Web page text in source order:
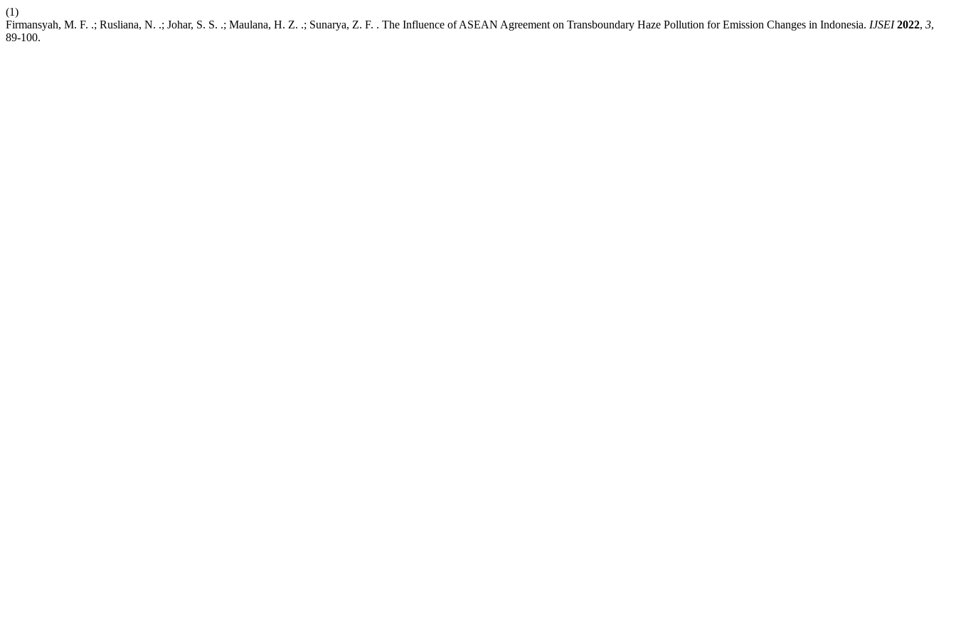
(1)
Firmansyah, M. F. .; Rusliana, N. .; Johar, S. S. .; Maulana, H. Z. .; Sunarya, Z. F. . The Influence of ASEAN Agreement on Transboundary Haze Pollution for Emission Changes in Indonesia. IJSEI 2022, 3,
89-100.